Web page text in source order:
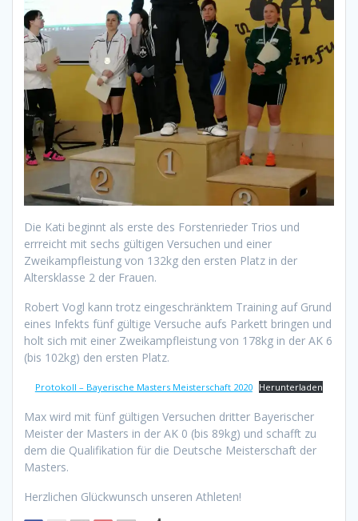
Die Kati beginnt als erste des Forstenrieder Trios und
errreicht mit sechs gültigen Versuchen und einer
Zweikampfleistung von 132kg den ersten Platz in der
Altersklasse 2 der Frauen.
Robert Vogl kann trotz eingeschränktem Training auf Grund
eines Infekts fünf gültige Versuche aufs Parkett bringen und
holt sich mit einer Zweikampfleistung von 178kg in der AK 6
(bis 102kg) den ersten Platz.
Protokoll – Bayerische Masters Meisterschaft 2020 Herunterladen
Max wird mit fünf gültigen Versuchen dritter Bayerischer
Meister der Masters in der AK 0 (bis 89kg) und schafft zu
dem die Qualifikation für die Deutsche Meisterschaft der
Masters.
Herzlichen Glückwunsch unseren Athleten!